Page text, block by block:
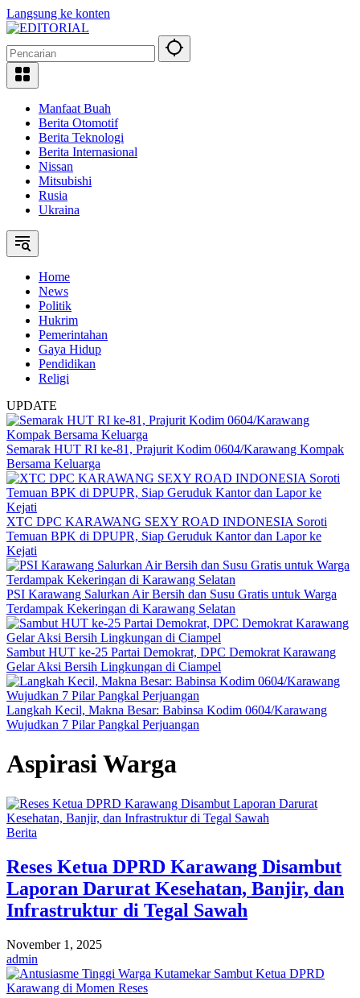
Langsung ke konten
Manfaat Buah
Berita Otomotif
Berita Teknologi
Berita Internasional
Nissan
Mitsubishi
Rusia
Ukraina
Home
News
Politik
Hukrim
Pemerintahan
Gaya Hidup
Pendidikan
Religi
UPDATE
Semarak HUT RI ke-81, Prajurit Kodim 0604/Karawang Kompak
Bersama Keluarga
XTC DPC KARAWANG SEXY ROAD INDONESIA Soroti
Temuan BPK di DPUPR, Siap Geruduk Kantor dan Lapor ke
Kejati
PSI Karawang Salurkan Air Bersih dan Susu Gratis untuk Warga
Terdampak Kekeringan di Karawang Selatan
Sambut HUT ke-25 Partai Demokrat, DPC Demokrat Karawang
Gelar Aksi Bersih Lingkungan di Ciampel
Langkah Kecil, Makna Besar: Babinsa Kodim 0604/Karawang
Wujudkan 7 Pilar Pangkal Perjuangan
Aspirasi Warga
Berita
Reses Ketua DPRD Karawang Disambut
Laporan Darurat Kesehatan, Banjir, dan
Infrastruktur di Tegal Sawah
November 1, 2025
admin